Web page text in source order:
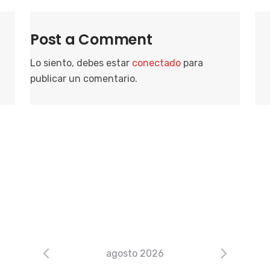
Post a Comment
Lo siento, debes estar conectado para
publicar un comentario.
agosto 2026